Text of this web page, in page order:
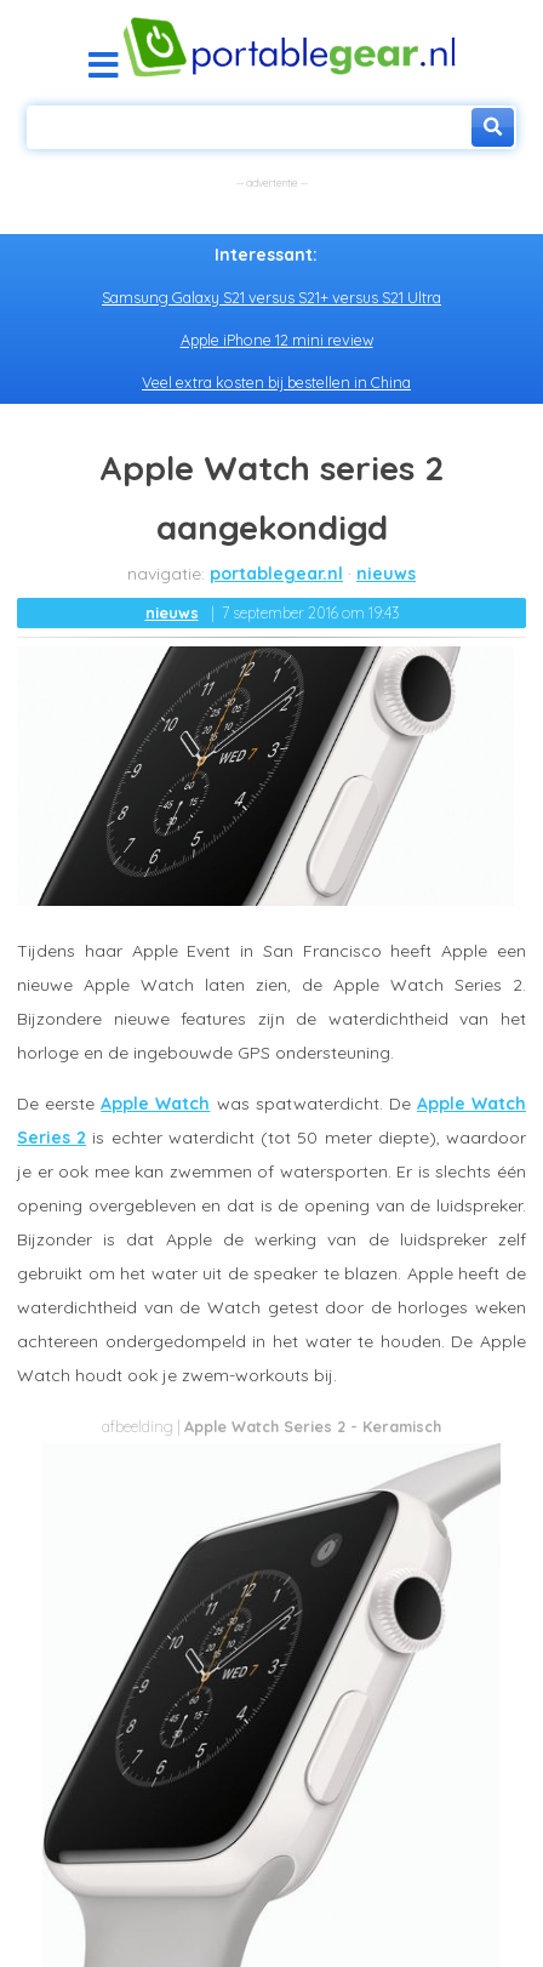
Interessant:
Samsung Galaxy S21 versus S21+ versus S21 Ultra
Apple iPhone 12 mini review
Veel extra kosten bij bestellen in China
Apple Watch series 2
aangekondigd
portablegear.nl nieuws
nieuws 7 september 2016 om 19:43
Tijdens haar Apple Event in San Francisco heeft Apple een
nieuwe Apple Watch laten zien, de Apple Watch Series 2.
Bijzondere nieuwe features zijn de waterdichtheid van het
horloge en de ingebouwde GPS ondersteuning.
De eersteApple Watch was spatwaterdicht. De Apple Watch
Series 2 is echter waterdicht (tot 50 meter diepte), waardoor
je er ook mee kan zwemmen of watersporten. Er is slechts één
opening overgebleven en dat is de opening van de luidspreker.
Bijzonder is dat Apple de werking van de luidspreker zelf
gebruikt om het water uit de speaker te blazen. Apple heeft de
waterdichtheid van de Watch getest door de horloges weken
achtereen ondergedompeld in het water te houden. De Apple
Watch houdt ook je zwem-workouts bij.
Apple Watch Series 2 - Keramisch